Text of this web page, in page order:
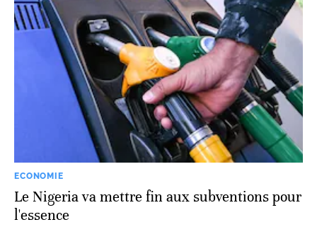
ECONOMIE
Le Nigeria va mettre fin aux subventions pour
l'essence